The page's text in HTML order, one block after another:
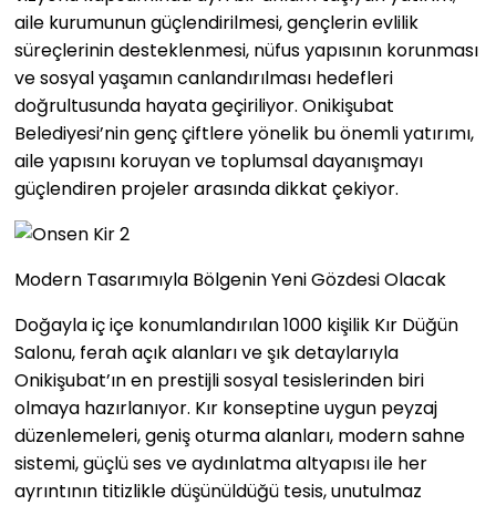
aile kurumunun güçlendirilmesi, gençlerin evlilik
süreçlerinin desteklenmesi, nüfus yapısının korunması
ve sosyal yaşamın canlandırılması hedefleri
doğrultusunda hayata geçiriliyor. Onikişubat
Belediyesi’nin genç çiftlere yönelik bu önemli yatırımı,
aile yapısını koruyan ve toplumsal dayanışmayı
güçlendiren projeler arasında dikkat çekiyor.
Modern Tasarımıyla Bölgenin Yeni Gözdesi Olacak
Doğayla iç içe konumlandırılan 1000 kişilik Kır Düğün
Salonu, ferah açık alanları ve şık detaylarıyla
Onikişubat’ın en prestijli sosyal tesislerinden biri
olmaya hazırlanıyor. Kır konseptine uygun peyzaj
düzenlemeleri, geniş oturma alanları, modern sahne
sistemi, güçlü ses ve aydınlatma altyapısı ile her
ayrıntının titizlikle düşünüldüğü tesis, unutulmaz